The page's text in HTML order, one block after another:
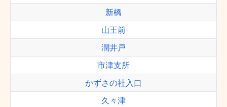
新橋
山王前
潤井戸
市津支所
かずさの社入口
久々津